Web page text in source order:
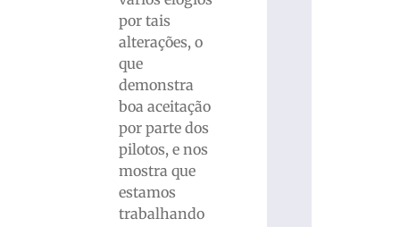
por tais
alterações, o
que
demonstra
boa aceitação
por parte dos
pilotos, e nos
mostra que
estamos
trabalhando